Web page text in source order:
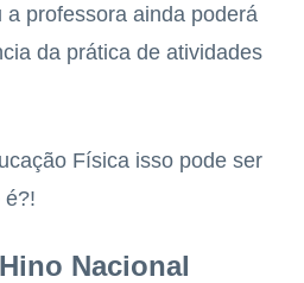
professora ainda poderá
da prática de atividades
Física isso pode ser
é?!
Nacional